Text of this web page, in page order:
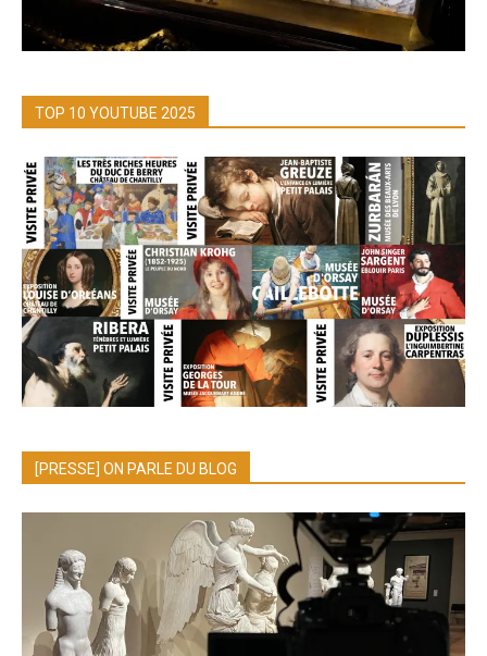
TOP 10 YOUTUBE 2025
[PRESSE] ON PARLE DU BLOG